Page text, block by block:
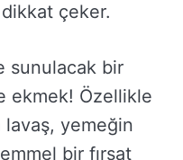
çeker.
sunulacak bir
ekmek! Özellikle
lavaş, yemeğin
bir fırsat